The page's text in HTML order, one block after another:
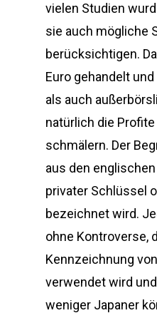
vielen Studien
sie auch mögliche
berücksichtigen.
Euro gehandelt
als auch
natürlich die Profite
schmälern. Der
aus den
privater Schlüssel
bezeichnet wird.
ohne Kontroverse,
Kennzeichnung
verwendet wird
weniger Japaner